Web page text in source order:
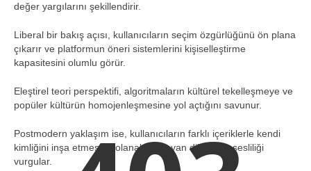
değer yargılarını şekillendirir.
Liberal bir bakış açısı, kullanıcıların seçim özgürlüğünü ön plana
çıkarır ve platformun öneri sistemlerini kişiselleştirme
kapasitesini olumlu görür.
Eleştirel teori perspektifi, algoritmaların kültürel tekelleşmeye ve
popüler kültürün homojenleşmesine yol açtığını savunur.
Postmodern yaklaşım ise, kullanıcıların farklı içeriklerle kendi
kimliğini inşa etmesine olanak sağlayan dijital çok sesliliği
vurgular.